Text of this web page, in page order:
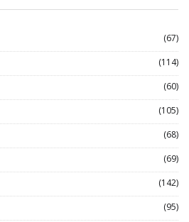
(67)
(114)
(60)
(105)
(68)
(69)
(142)
(95)